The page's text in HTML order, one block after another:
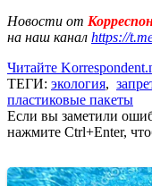
Новости от
на наш канал https://
Читайте
ТЕГИ: экология,
пластиковые пакеты
Если вы заметили
нажмите Ctrl+Enter,